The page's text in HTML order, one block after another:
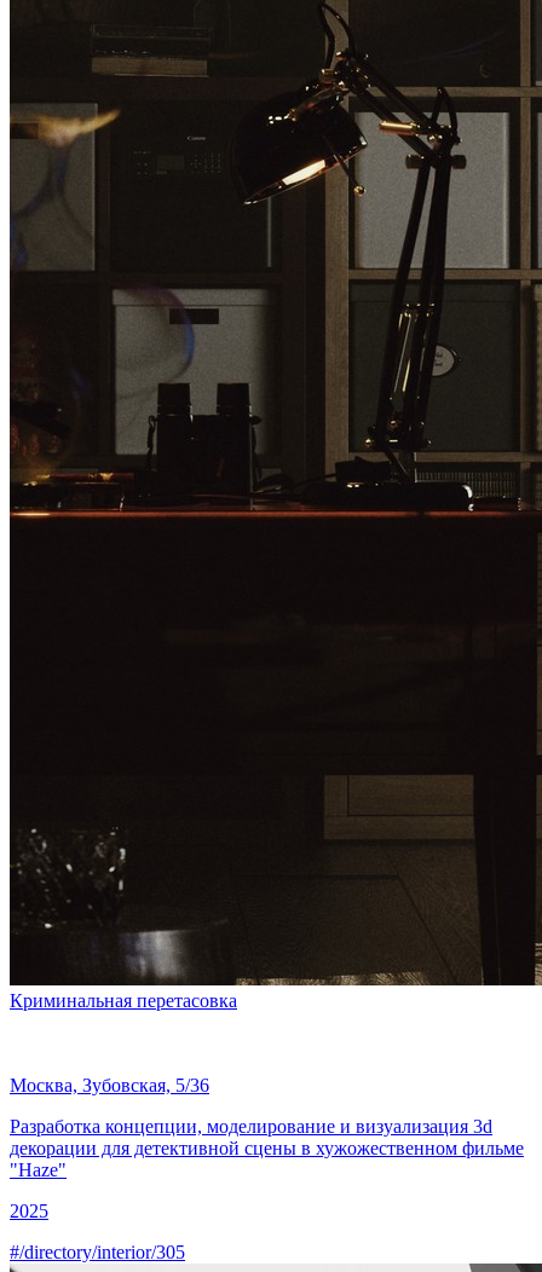
Криминальная перетасовка
Москва, Зубовская, 5/36
Разработка концепции, моделирование и визуализация 3d
декорации для детективной сцены в хужожественном фильме
"Haze"
2025
#/directory/interior/305